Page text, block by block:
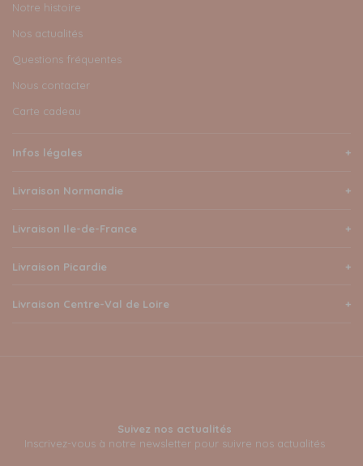
Notre histoire
Nos actualités
Questions fréquentes
Nous contacter
Carte cadeau
Infos légales
Livraison Normandie
Livraison Ile-de-France
Livraison Picardie
Livraison Centre-Val de Loire
Suivez nos actualités
Inscrivez-vous à notre newsletter pour suivre nos actualités